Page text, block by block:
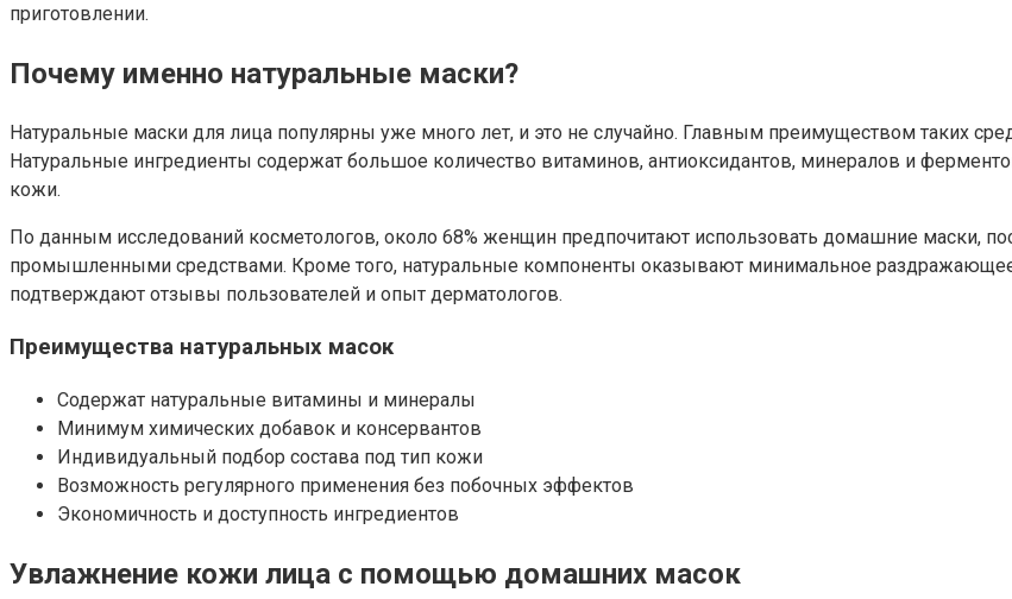
приготовлении.
Почему именно натуральные маски?
Натуральные маски для лица популярны уже много лет, и это не случайно. Главным преимуществом таких
Натуральные ингредиенты содержат большое количество витаминов, антиоксидантов, минералов и
кожи.
По данным исследований косметологов, около 68% женщин предпочитают использовать домашние маски,
промышленными средствами. Кроме того, натуральные компоненты оказывают минимальное раздражающее
подтверждают отзывы пользователей и опыт дерматологов.
Преимущества натуральных масок
Содержат натуральные витамины и минералы
Минимум химических добавок и консервантов
Индивидуальный подбор состава под тип кожи
Возможность регулярного применения без побочных эффектов
Экономичность и доступность ингредиентов
Увлажнение кожи лица с помощью домашних масок